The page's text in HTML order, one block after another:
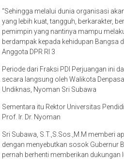
“Sehingga melalui dunia organisasi
yang lebih kuat, tangguh, berkarakter,
pemimpin yang nantinya mampu
berdampak kepada kehidupan Bangsa
Anggota DPR RI 3
Periode dari Fraksi PDI Perjuangan ini
secara langsung oleh Walikota
Undiknas, Nyoman Sri Subawa
Sementara itu Rektor Universitas
Prof. Ir. Dr. Nyoman
Sri Subawa, S.T.,S.Sos.,M.M memberi
dengan menyebutkan sosok Gubernur
pernah berhenti memberikan dukungan